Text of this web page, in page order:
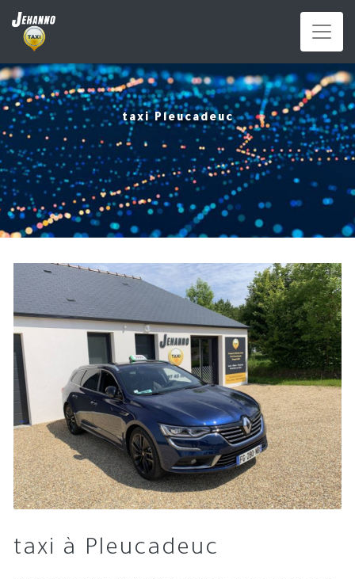
Panneau de gestion des cookies
taxi Pleucadeuc
taxi à Pleucadeuc